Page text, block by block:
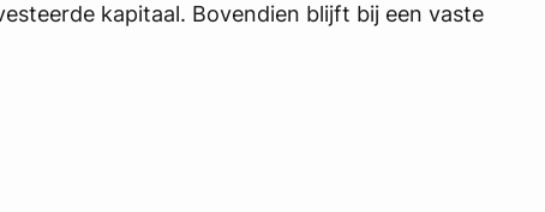
kapitaal. Bovendien blijft bij een vaste